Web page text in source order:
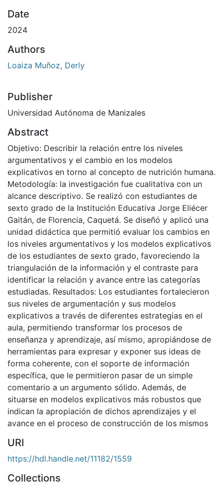
Date
2024
Authors
Loaiza Muñoz, Derly
Publisher
Universidad Autónoma de Manizales
Abstract
Objetivo: Describir la relación entre los niveles
argumentativos y el cambio en los modelos
explicativos en torno al concepto de nutrición humana.
Metodología: la investigación fue cualitativa con un
alcance descriptivo. Se realizó con estudiantes de
sexto grado de la Institución Educativa Jorge Eliécer
Gaitán, de Florencia, Caquetá. Se diseñó y aplicó una
unidad didáctica que permitió evaluar los cambios en
los niveles argumentativos y los modelos explicativos
de los estudiantes de sexto grado, favoreciendo la
triangulación de la información y el contraste para
identificar la relación y avance entre las categorías
estudiadas. Resultados: Los estudiantes fortalecieron
sus niveles de argumentación y sus modelos
explicativos a través de diferentes estrategias en el
aula, permitiendo transformar los procesos de
enseñanza y aprendizaje, así mismo, apropiándose de
herramientas para expresar y exponer sus ideas de
forma coherente, con el soporte de información
específica, que le permitieron pasar de un simple
comentario a un argumento sólido. Además, de
situarse en modelos explicativos más robustos que
indican la apropiación de dichos aprendizajes y el
avance en el proceso de construcción de los mismos
URI
https://hdl.handle.net/11182/1559
Collections